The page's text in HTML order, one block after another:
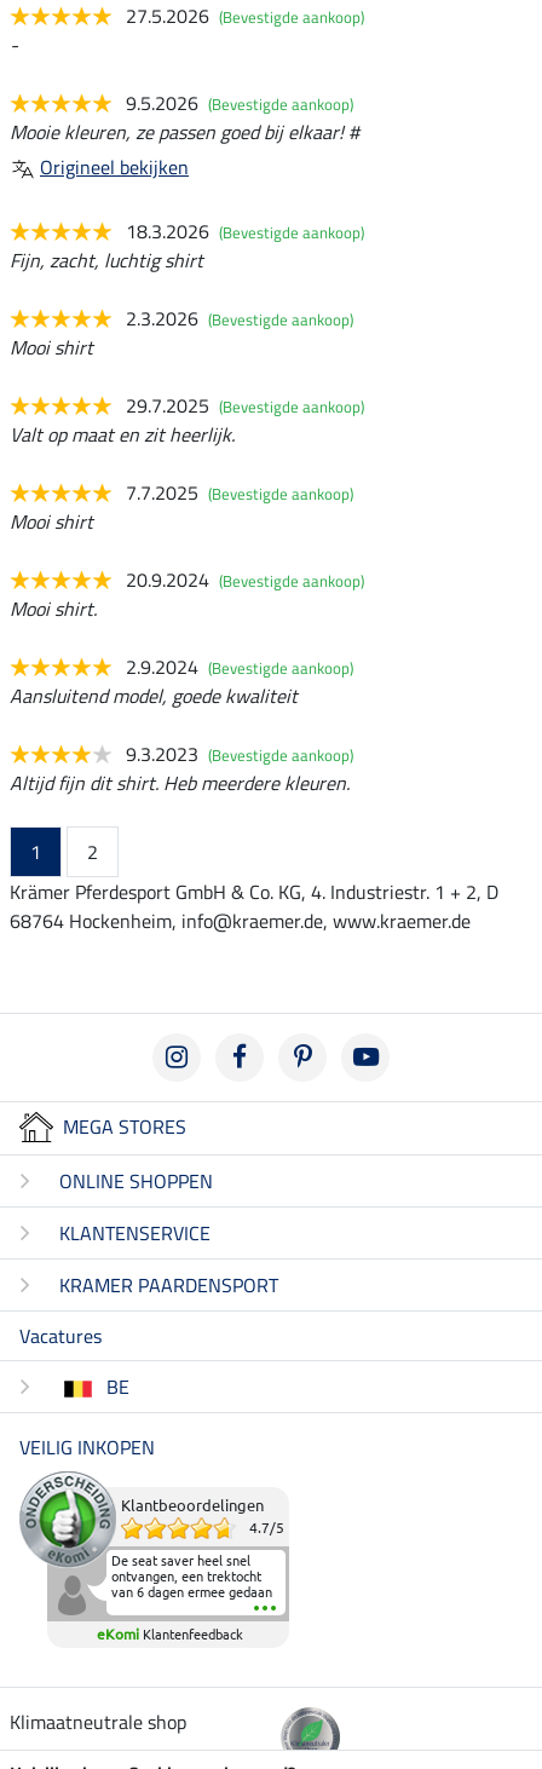
27.5.2026 (Bevestigde aankoop)
-
9.5.2026 (Bevestigde aankoop)
Mooie kleuren, ze passen goed bij elkaar! #
Origineel bekijken
18.3.2026 (Bevestigde aankoop)
Fijn, zacht, luchtig shirt
2.3.2026 (Bevestigde aankoop)
Mooi shirt
29.7.2025 (Bevestigde aankoop)
Valt op maat en zit heerlijk.
7.7.2025 (Bevestigde aankoop)
Mooi shirt
20.9.2024 (Bevestigde aankoop)
Mooi shirt.
2.9.2024 (Bevestigde aankoop)
Aansluitend model, goede kwaliteit
9.3.2023 (Bevestigde aankoop)
Altijd fijn dit shirt. Heb meerdere kleuren.
1
2
Krämer Pferdesport GmbH & Co. KG, 4. Industriestr. 1 + 2, D
68764 Hockenheim, info@kraemer.de, www.kraemer.de
MEGA STORES
ONLINE SHOPPEN
KLANTENSERVICE
KRAMER PAARDENSPORT
Vacatures
BE
VEILIG INKOPEN
Klantbeoordelingen
4.7/5
De seat saver heel snel
ontvangen, een trektocht
van 6 dagen ermee gedaan
en deze heeft de beproeving
fantastisch doorstaan.
Heerlijk zacht om op te
elkaar in het zadel.
eKomi Klantenfeedback
Klimaatneutrale shop